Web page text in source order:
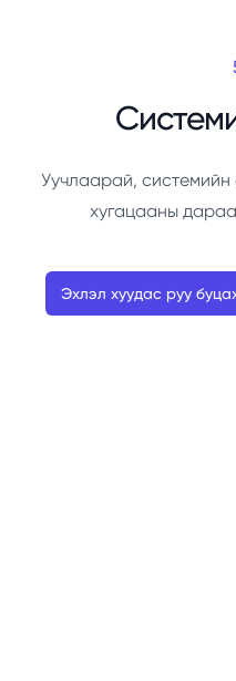
Уучлаарай, системийн
хугацааны
Эхлэл хуудас руу